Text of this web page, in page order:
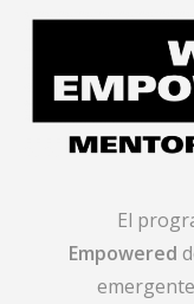
El
Empowered